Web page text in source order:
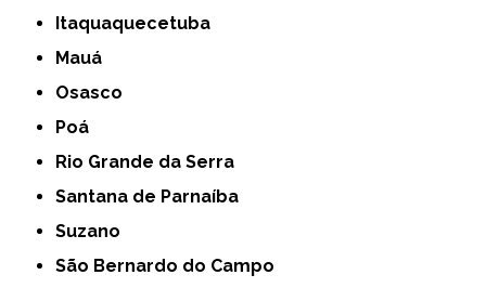
Itaquaquecetuba
Mauá
Osasco
Poá
Rio Grande da Serra
Santana de Parnaíba
Suzano
São Bernardo do Campo